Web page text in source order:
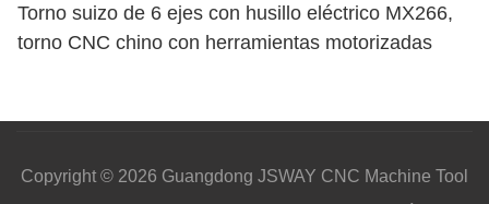
Torno suizo de 6 ejes con husillo eléctrico MX266,
torno CNC chino con herramientas motorizadas
Copyright © 2026 Guangdong JSWAY CNC Machine Tool